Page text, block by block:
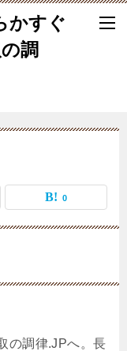
かすぐ
調
0
の調律.JPへ。長